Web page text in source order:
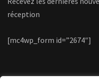
réception
[mc4wp_form id=”2674″]